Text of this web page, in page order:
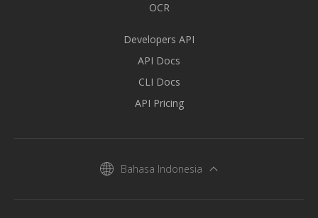
OCR
Developers API
API Docs
CLI Docs
API Pricing
Bahasa Indonesia